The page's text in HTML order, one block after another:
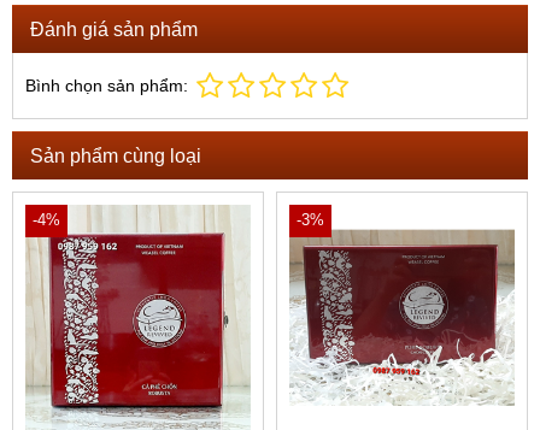
Đánh giá sản phẩm
Bình chọn sản phẩm:
Sản phẩm cùng loại
-4% -3%